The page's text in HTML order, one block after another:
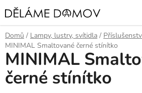
Přejít
na
obsah
Domů / Lampy, lustry, svítidla /
MINIMAL Smaltované černé stínítko
MINIMAL
černé stínítko